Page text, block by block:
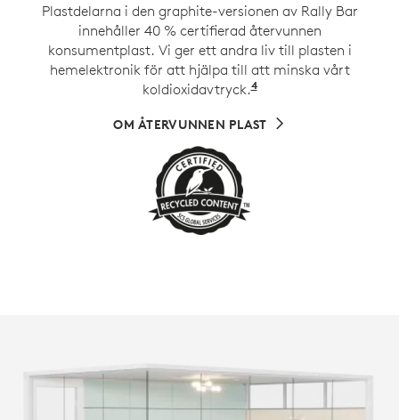
Plastdelarna i den graphite-versionen av Rally Bar
innehåller 40 % certifierad återvunnen
konsumentplast. Vi ger ett andra liv till plasten i
hemelektronik för att hjälpa till att minska vårt
koldioxidavtryck.4Exklusive sladdar,
OM ÅTERVUNNEN PLAST